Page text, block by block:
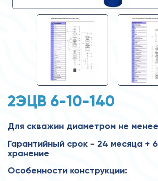
2ЭЦВ 6-10-140
Для скважин диаметром не
Гарантийный срок - 24 месяца +
хранение
Особенности конструкции: